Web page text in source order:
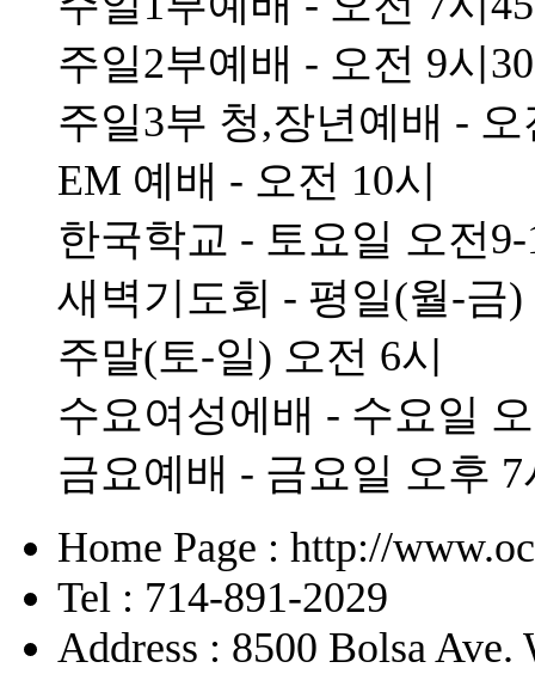
주일2부예배 - 오전 9시
주일3부 청,장년예배 - 오
EM 예배 - 오전 10시
한국학교 - 토요일 오전9-
새벽기도회 - 평일(월-금)
주말(토-일) 오전 6시
수요여성에배 - 수요일
금요예배 - 금요일 오후 7
Home Page : http://
Tel : 714-891-2029
Address : 8500 Bolsa Ave.